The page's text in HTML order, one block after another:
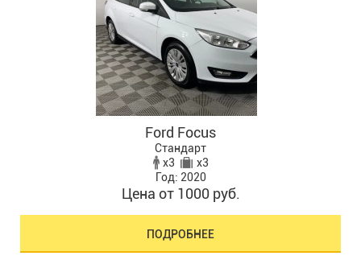
Ford Focus
Стандарт
x3
x3
Год: 2020
Цена от 1000 руб.
ПОДРОБНЕЕ